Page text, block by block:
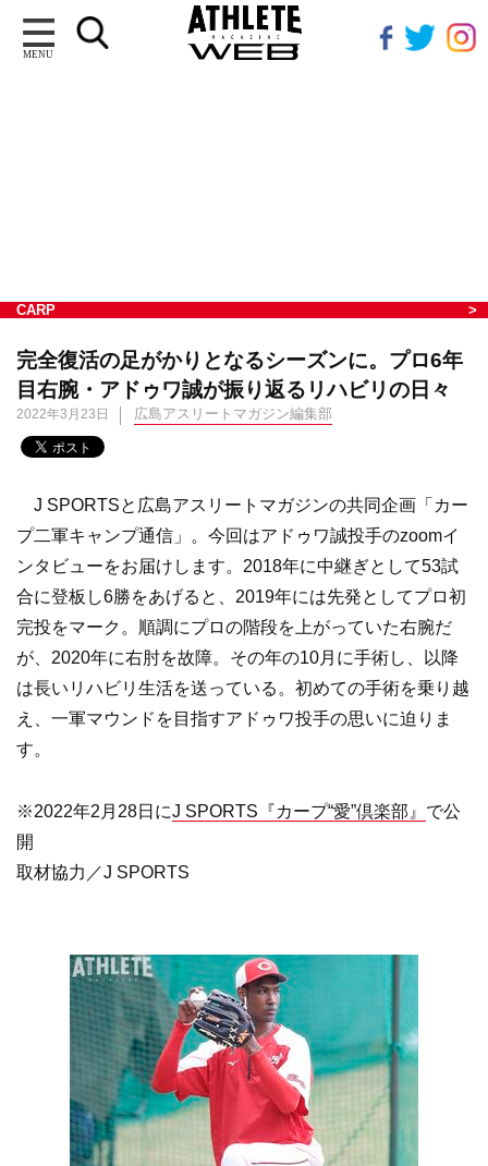
MENU
CARP
完全復活の足がかりとなるシーズンに。プロ6年
目右腕・アドゥワ誠が振り返るリハビリの日々
2022年3月23日 広島アスリートマガジン編集部
J SPORTSと広島アスリートマガジンの共同企画「カー
プ二軍キャンプ通信」。今回はアドゥワ誠投手のzoomイ
ンタビューをお届けします。2018年に中継ぎとして53試
合に登板し6勝をあげると、2019年には先発としてプロ初
完投をマーク。順調にプロの階段を上がっていた右腕だ
が、2020年に右肘を故障。その年の10月に手術し、以降
は長いリハビリ生活を送っている。初めての手術を乗り越
え、一軍マウンドを目指すアドゥワ投手の思いに迫りま
す。
※2022年2月28日にJ SPORTS『カープ“愛”倶楽部』 で公
開
取材協力／J SPORTS